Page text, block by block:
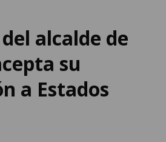
alcalde de
su
a Estados